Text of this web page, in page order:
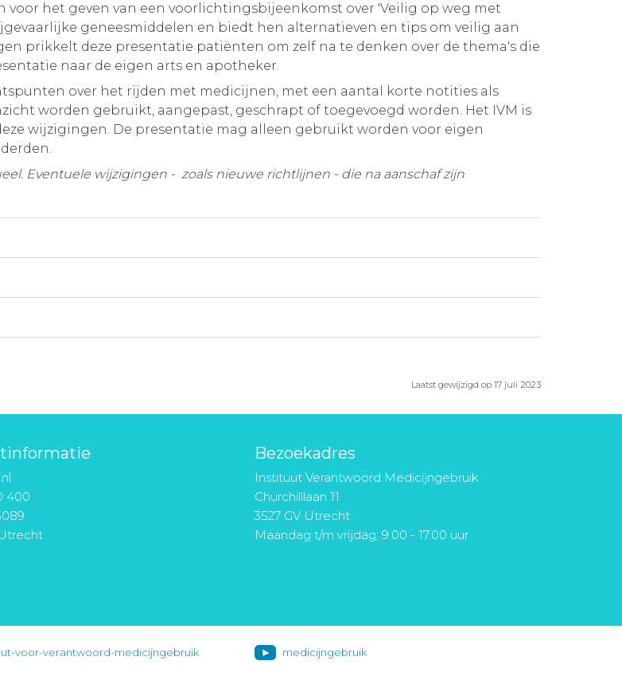
het geven van een voorlichtingsbijeenkomst over 'Veilig op weg met
geneesmiddelen en biedt hen alternatieven en tips om veilig aan
prikkelt deze presentatie patiënten om zelf na te denken over de thema's die
naar de eigen arts en apotheker.
over het rijden met medicijnen, met een aantal korte notities als
worden gebruikt, aangepast, geschrapt of toegevoegd worden. Het IVM is
wijzigingen. De presentatie mag alleen gebruikt worden voor eigen
Eventuele wijzigingen - zoals nieuwe richtlijnen - die na aanschaf zijn
Laatst gewijzigd op 17 juli 2023
400
Bezoekadres
Instituut Verantwoord Medicijngebruik
Churchilllaan 11
3527 GV Utrecht
Maandag t/m vrijdag: 9.00 - 17.00 uur
voor-verantwoord-medicijngebruik medicijngebruik